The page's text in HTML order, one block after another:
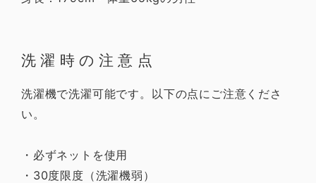
洗濯時の注意点
洗濯機で洗濯可能です。以下の点にご注意くださ
い。
・必ずネットを使用
・30度限度（洗濯機弱）